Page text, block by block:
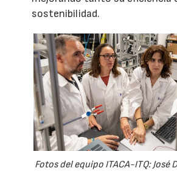
sostenibilidad.
Fotos del equipo ITACA-ITQ: José